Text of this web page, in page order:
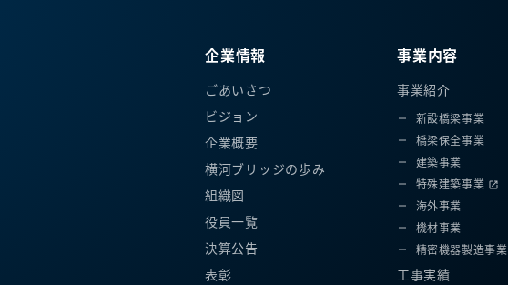
企業情報
ごあいさつ
ビジョン
企業概要
横河ブリッジの歩み
組織図
役員一覧
決算公告
表彰
事業内容
事業紹介
新設橋梁事業
橋梁保全事業
建築事業
特殊建築事業
海外事業
機材事業
精密機器製造事業
工事実績